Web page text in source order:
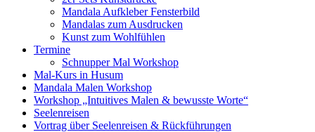
Mandala Aufkleber Fensterbild
Mandalas zum Ausdrucken
Kunst zum Wohlfühlen
Termine
Schnupper Mal Workshop
Mal-Kurs in Husum
Mandala Malen Workshop
Workshop „Intuitives Malen & bewusste Worte“
Seelenreisen
Vortrag über Seelenreisen & Rückführungen